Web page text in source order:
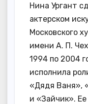
Нина Ургант
актерском
Московского
имени А. П.
1994 по 2004
исполнила
«Дядя Ваня»,
и «Зайчик».